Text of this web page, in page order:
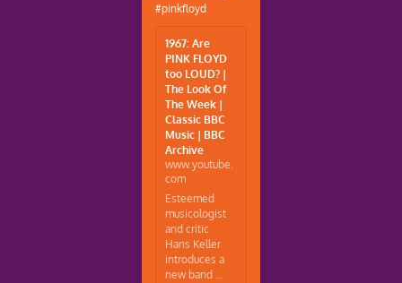
#pinkfloyd
1967: Are
PINK FLOYD
too LOUD? |
The Look Of
The Week |
Classic BBC
Music | BBC
Archive
www.youtube.
com
Esteemed
musicologist
and critic
Hans Keller
introduces a
new band ...